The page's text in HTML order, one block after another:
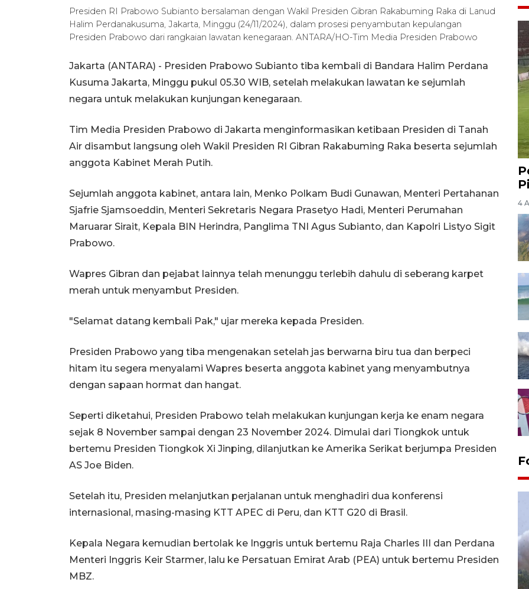
Presiden RI Prabowo Subianto bersalaman dengan Wakil Presiden Gibran Rakabuming Raka di Lanud
Halim Perdanakusuma, Jakarta, Minggu (24/11/2024), dalam prosesi penyambutan kepulangan
Presiden Prabowo dari rangkaian lawatan kenegaraan. ANTARA/HO-Tim Media Presiden Prabowo
Jakarta (ANTARA) - Presiden Prabowo Subianto tiba kembali di Bandara Halim Perdana
Kusuma Jakarta, Minggu pukul 05.30 WIB, setelah melakukan lawatan ke sejumlah
negara untuk melakukan kunjungan kenegaraan.
Tim Media Presiden Prabowo di Jakarta menginformasikan ketibaan Presiden di Tanah
Air disambut langsung oleh Wakil Presiden RI Gibran Rakabuming Raka beserta sejumlah
anggota Kabinet Merah Putih.
Sejumlah anggota kabinet, antara lain, Menko Polkam Budi Gunawan, Menteri Pertahanan
Sjafrie Sjamsoeddin, Menteri Sekretaris Negara Prasetyo Hadi, Menteri Perumahan
Maruarar Sirait, Kepala BIN Herindra, Panglima TNI Agus Subianto, dan Kapolri Listyo Sigit
Prabowo.
Wapres Gibran dan pejabat lainnya telah menunggu terlebih dahulu di seberang karpet
merah untuk menyambut Presiden.
"Selamat datang kembali Pak," ujar mereka kepada Presiden.
Presiden Prabowo yang tiba mengenakan setelah jas berwarna biru tua dan berpeci
hitam itu segera menyalami Wapres beserta anggota kabinet yang menyambutnya
dengan sapaan hormat dan hangat.
Seperti diketahui, Presiden Prabowo telah melakukan kunjungan kerja ke enam negara
sejak 8 November sampai dengan 23 November 2024. Dimulai dari Tiongkok untuk
bertemu Presiden Tiongkok Xi Jinping, dilanjutkan ke Amerika Serikat berjumpa Presiden
AS Joe Biden.
Setelah itu, Presiden melanjutkan perjalanan untuk menghadiri dua konferensi
internasional, masing-masing KTT APEC di Peru, dan KTT G20 di Brasil.
Kepala Negara kemudian bertolak ke Inggris untuk bertemu Raja Charles III dan Perdana
Menteri Inggris Keir Starmer, lalu ke Persatuan Emirat Arab (PEA) untuk bertemu Presiden
MBZ.
4
Sebanyak 62 penumpang